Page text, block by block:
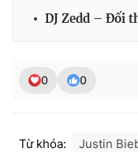
DJ Zedd – Đối
0 0
Từ khóa: Justin